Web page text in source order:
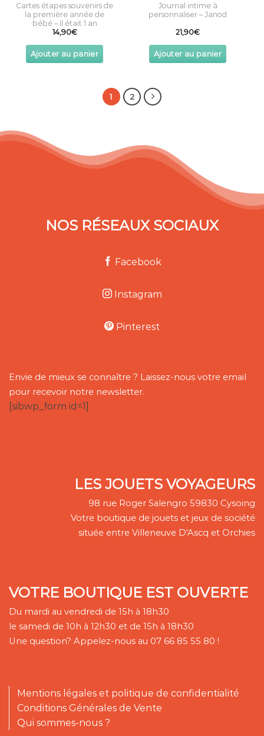
Cartes étapes souvenirs de
la première année de
bébé – Il était 1 an
14,90€
Ajouter au panier
Journal intime à
personnaliser – Janod
21,90€
Ajouter au panier
1 2
NOS RÉSEAUX SOCIAUX
Facebook
Instagram
Pinterest
Envie de mieux se connaître ? Laissez-nous votre email
pour recevoir notre newsletter.
[sibwp_form id=1]
LES JOUETS VOYAGEURS
98 rue Roger Salengro 59830 Cysoing
Votre boutique de jouets et jeux de société
située entre Villeneuve D'Ascq et Orchies
VOTRE BOUTIQUE EST OUVERTE
Du mardi au vendredi de 15h à 18h30
le samedi de 10h à 12h30 et de 15h à 18h30
Une question? Appelez-nous au 07 66 85 55 80 !
Mentions légales et politique de confidentialité
Conditions Générales de Vente
Qui sommes-nous ?